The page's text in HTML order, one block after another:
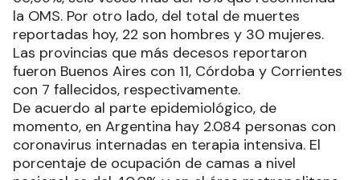
la OMS. Por otro lado, del total de muertes
reportadas hoy, 22 son hombres y 30 mujeres.
Las provincias que más decesos reportaron
fueron Buenos Aires con 11, Córdoba y Corrientes
con 7 fallecidos, respectivamente.
De acuerdo al parte epidemiológico, de
momento, en Argentina hay 2.084 personas con
coronavirus internadas en terapia intensiva. El
porcentaje de ocupación de camas a nivel